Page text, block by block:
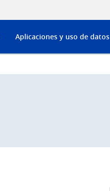
Aplicaciones y uso de datos